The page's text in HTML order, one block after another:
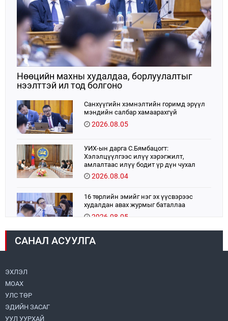
Нөөцийн махны худалдаа, борлуулалтыг
нээлттэй ил тод болгоно
Санхүүгийн хэмнэлтийн горимд эрүүл
мэндийн салбар хамаарахгүй
2026.08.05
УИХ-ын дарга С.Бямбацогт:
Хэлэлцүүлгээс илүү хэрэгжилт,
амлалтаас илүү бодит үр дүн чухал
2026.08.04
16 төрлийн эмийг нэг эх үүсвэрээс
худалдан авах журмыг баталлаа
2026.08.05
Монголбанк 7 дугаар сард 1,439.2 кг үнэт
САНАЛ АСУУЛГА
ЭХЛЭЛ
МОАХ
УЛС ТӨР
ЭДИЙН ЗАСАГ
УУЛ УУРХАЙ